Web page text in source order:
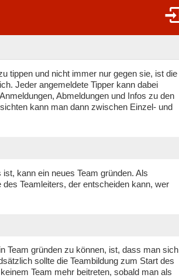
tippen und nicht immer nur gegen sie, ist die
Jeder angemeldete Tipper kann dabei
Abmeldungen und Infos zu den
kann man dann zwischen Einzel- und
kann ein neues Team gründen. Als
Teamleiters, der entscheiden kann, wer
Team gründen zu können, ist, dass man sich
sollte die Teambildung zum Start des
Team mehr beitreten, sobald man als